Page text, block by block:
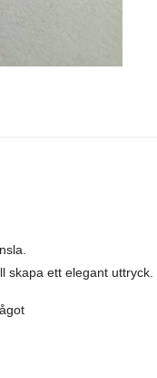
skapa ett elegant uttryck.